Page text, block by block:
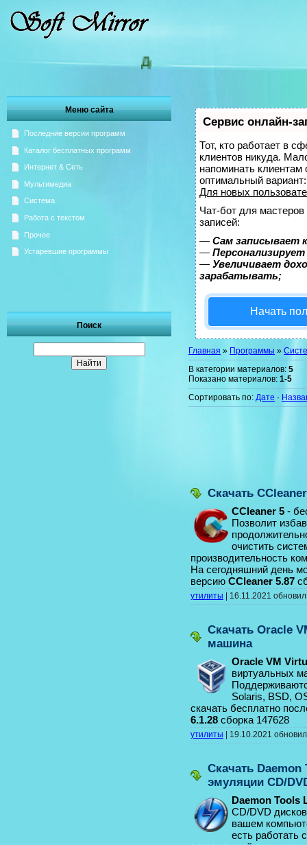
Добро пожаловать на
Меню сайта
Последние версии программ
Каталог бесплатных программ
Интернет & Сеть
Мультимедиа
Система
Работа с текстом
Прочее
Устаревшие программы
Поиск
Сервис онлайн-
Тот, кто работает в
клиентов никуда.
напоминать
оптимальный
Для новых
Чат-бот для
записей:
— Сам записывает
—
— Увеличивает
зарабатывать;
Начать
Главная » Программы »
В категории материалов: 5
Показано материалов: 1-5
Сортировать по: Дате ·
Скачать
CCleaner 5 -
Позволит
очистить
производительность
На сегодняшний день
версию CCleaner 5.87
утилиты 16.11.2021
Скачать Oracle
машина
Oracle VM
виртуальных
Solaris, BSD,
скачать бесплатно
6.1.28 сборка 147628
утилиты 19.10.2021
Скачать
эмуляции CD/
Daemon Tools
CD/DVD
вашем
есть работать